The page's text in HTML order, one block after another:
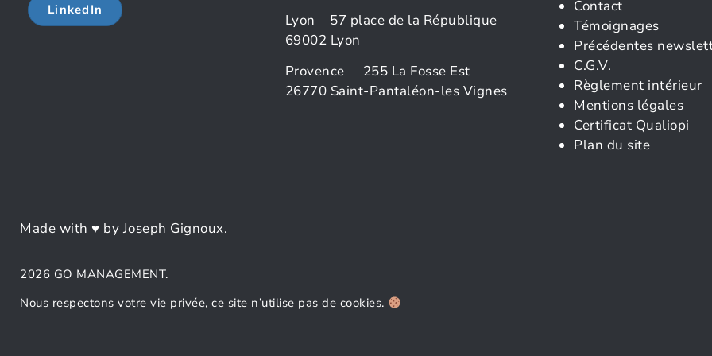
LinkedIn
Lyon – 57 place de la République –
69002 Lyon
Provence – 255 La Fosse Est –
26770 Saint-Pantaléon-les Vignes
Contact
Témoignages
Précédentes
C.G.V.
Règlement intérieur
Mentions légales
Certificat Qualiopi
Plan du site
Made with ♥ by Joseph Gignoux.
2026 GO MANAGEMENT.
Nous respectons votre vie privée, ce site n’utilise pas de cookies.